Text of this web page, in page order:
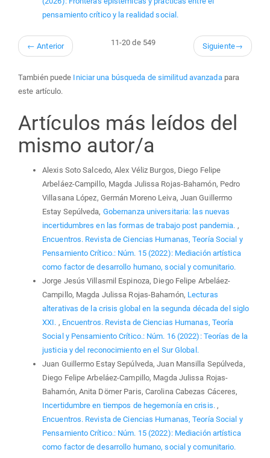
pensamiento crítico y la realidad social.
← Anterior 11-20 de 549 Siguiente→
También puede Iniciar una búsqueda de similitud avanzadapara
este artículo.
Artículos más leídos del
mismo autor/a
Alexis Soto Salcedo, Alex Véliz Burgos, Diego Felipe
Arbeláez-Campillo, Magda Julissa Rojas-Bahamón, Pedro
Villasana López, Germán Moreno Leiva, Juan Guillermo
Estay Sepúlveda, Gobernanza universitaria: las nuevas
incertidumbres en las formas de trabajo post pandemia. ,
Encuentros. Revista de Ciencias Humanas, Teoría Social y
Pensamiento Crítico.: Núm. 15 (2022): Mediación artística
como factor de desarrollo humano, social y comunitario.
Jorge Jesús Villasmil Espinoza, Diego Felipe Arbeláez-
Campillo, Magda Julissa Rojas-Bahamón, Lecturas
alterativas de la crisis global en la segunda década del siglo
XXI. , Encuentros. Revista de Ciencias Humanas, Teoría
Social y Pensamiento Crítico.: Núm. 16 (2022): Teorías de la
justicia y del reconocimiento en el Sur Global.
Juan Guillermo Estay Sepúlveda, Juan Mansilla Sepúlveda,
Diego Felipe Arbeláez-Campillo, Magda Julissa Rojas-
Bahamón, Anita Dörner Paris, Carolina Cabezas Cáceres,
Incertidumbre en tiempos de hegemonía en crisis. ,
Encuentros. Revista de Ciencias Humanas, Teoría Social y
Pensamiento Crítico.: Núm. 15 (2022): Mediación artística
como factor de desarrollo humano, social y comunitario.